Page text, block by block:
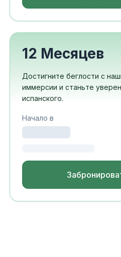
12 Месяцев
Достигните беглости с
иммерсии и станьте
испанского.
Начало в